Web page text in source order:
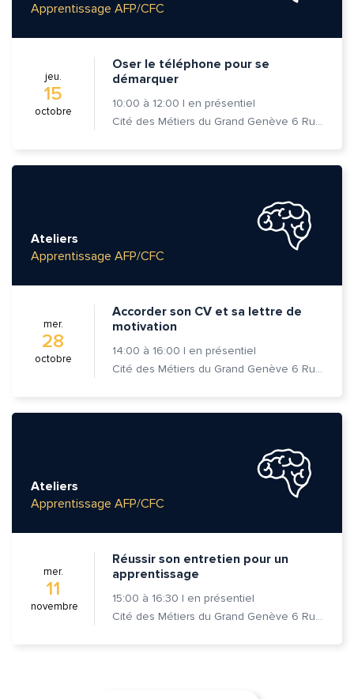
Apprentissage AFP/CFC
jeu.
15
octobre
Oser le téléphone pour se
démarquer
10:00 à 12:00 | en présentiel
Cité des Métiers du Grand Genève 6 Rue Prévost-Martin 1205 Genève
Ateliers
Apprentissage AFP/CFC
mer.
28
octobre
Accorder son CV et sa lettre de
motivation
14:00 à 16:00 | en présentiel
Cité des Métiers du Grand Genève 6 Rue Prévost-Martin 1205 Genève
Ateliers
Apprentissage AFP/CFC
mer.
11
novembre
Réussir son entretien pour un
apprentissage
15:00 à 16:30 | en présentiel
Cité des Métiers du Grand Genève 6 Rue Prévost-Martin 1205 Genève